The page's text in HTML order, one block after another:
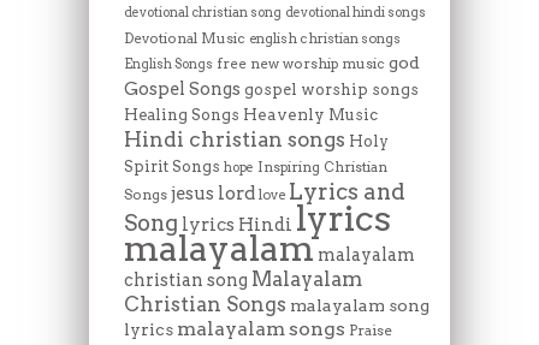
devotional christian song devotional hindi songs
Devotional Music english christian songs
English Songs free new worship music god
Gospel Songs gospel worship songs
Healing Songs Heavenly Music
Hindi christian songs Holy
Spirit Songs hope Inspiring Christian
Songs jesus lord love Lyrics and
Song lyrics Hindi lyrics
malayalam malayalam
christian song Malayalam
Christian Songs malayalam song
lyrics malayalam songs Praise